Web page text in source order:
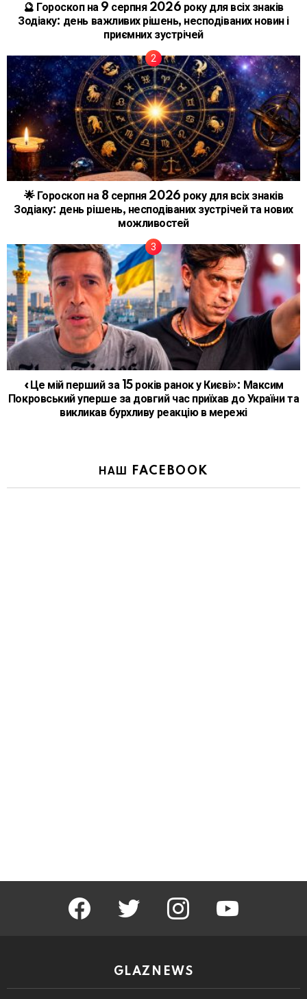
🔮 Гороскоп на 9 серпня 2026 року для всіх знаків
Зодіаку: день важливих рішень, несподіваних новин і
приємних зустрічей
🌟 Гороскоп на 8 серпня 2026 року для всіх знаків
Зодіаку: день рішень, несподіваних зустрічей та нових
можливостей
«Це мій перший за 15 років ранок у Києві»: Максим
Покровський уперше за довгий час приїхав до України та
викликав бурхливу реакцію в мережі
НАШ FACEBOOK
facebook twitter instagram
GLAZNEWS